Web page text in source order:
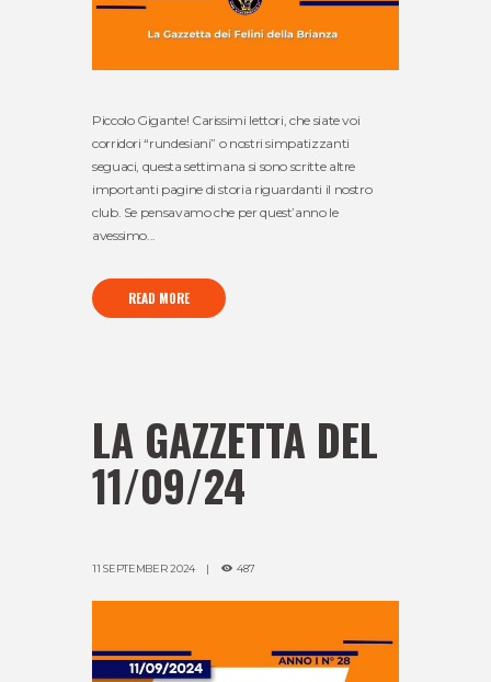
Piccolo Gigante! Carissimi lettori, che siate voi
corridori “rundesiani” o nostri simpatizzanti
seguaci, questa settimana si sono scritte altre
importanti pagine di storia riguardanti il nostro
club. Se pensavamo che per quest’anno le
avessimo...
READ MORE
LA GAZZETTA DEL
11/09/24
11 SEPTEMBER 2024 487